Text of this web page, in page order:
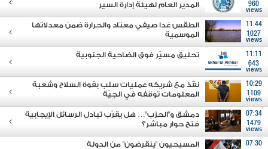
960
views
المدير العام لهيئة إدارة السير
11:44
1027
views
الطقس غدا صيفي معتاد والحرارة ضمن معدلاتها
الموسمية
11:11
643
views
تحليق مسيّر فوق الضاحية الجنوبية
10:29
1109
views
نفّذ مع شريكه عمليات سلب بقوة السلاح وشعبة
المعلومات توقفه في الجِيّة
07:34
1479
views
دمشق و"الحزب"… هل يقرّب تبادل الرسائل الإيجابية
فتح حوار مباشر؟
07:30
المسيحيون "ينقرضون" من الدولة